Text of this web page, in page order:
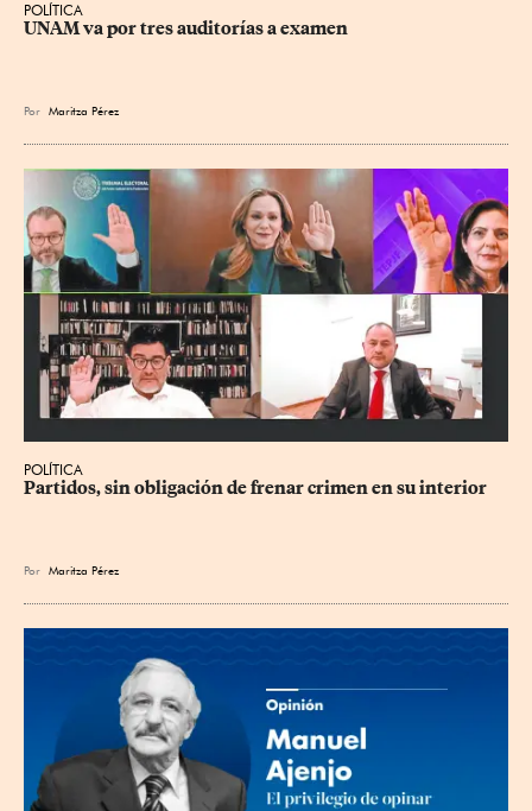
POLÍTICA
UNAM va por tres auditorías a examen
Por Maritza Pérez
POLÍTICA
Partidos, sin obligación de frenar crimen en su interior
Por Maritza Pérez